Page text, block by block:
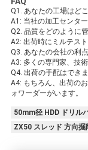
Q1. あなたの工場はど
A1: 当社の加工センタ
Q2. 品質をどのように
A2: 出荷時にミルテス
Q3. あなたの会社の利
A3: 多くの専門家、技
Q4. 出荷の手配はでき
A4: もちろん、出荷の
ォワーダーがいます。
50mm径 HDD ドリル
ZX50 スレッド 方向掘